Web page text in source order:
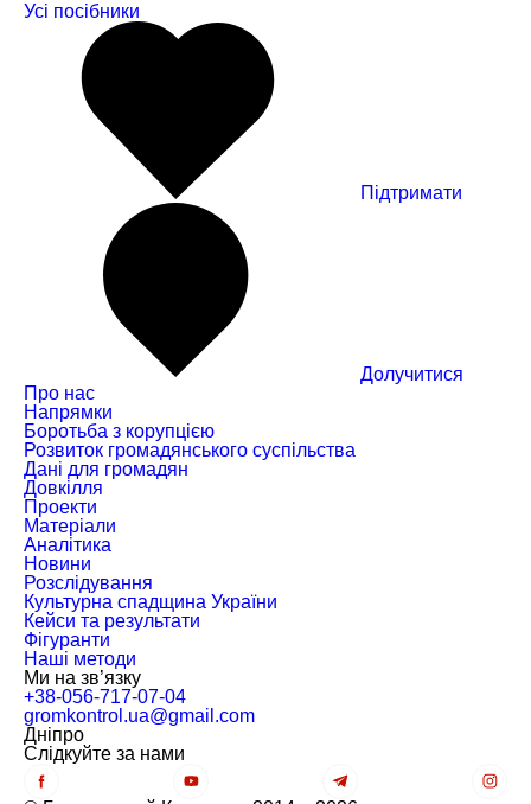
Усі посібники
Пiдтримати
Долучитися
Про нас
Напрямки
Боротьба з корупцією
Розвиток громадянського суспільства
Дані для громадян
Довкілля
Проекти
Матеріали
Аналітика
Новини
Розслідування
Культурна спадщина України
Кейси та результати
Фігуранти
Наші методи
Ми на зв’язку
+38-056-717-07-04
gromkontrol.ua@gmail.com
Дніпро
Слiдкуйте за нами